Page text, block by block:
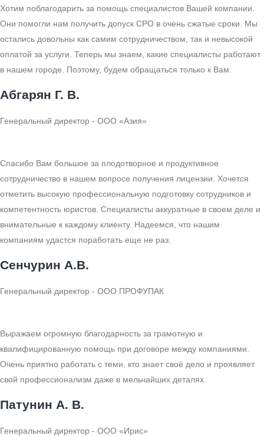
Хотим поблагодарить за помощь специалистов Вашей компании.
Они помогли нам получить допуск СРО в очень сжатые сроки. Мы
остались довольны как самим сотрудничеством, так и невысокой
оплатой за услуги. Теперь мы знаем, какие специалисты работают
в нашем городе. Поэтому, будем обращаться только к Вам.
Абгарян Г. В.
Генеральный директор - ООО «Азия»
Спасибо Вам большое за плодотворное и продуктивное
сотрудничество в нашем вопросе получения лицензии. Хочется
отметить высокую профессиональную подготовку сотрудников и
компетентность юристов. Специалисты аккуратные в своем деле и
внимательные к каждому клиенту. Надеемся, что нашим
компаниям удастся поработать еще не раз.
Сенчурин А.В.
Генеральный директор - ООО ПРОФУПАК
Выражаем огромную благодарность за грамотную и
квалифицированную помощь при договоре между компаниями.
Очень приятно работать с теми, кто знает своё дело и проявляет
свой профессионализм даже в мельчайших деталях.
Патунин А. В.
Генеральный директор - ООО «Ирис»